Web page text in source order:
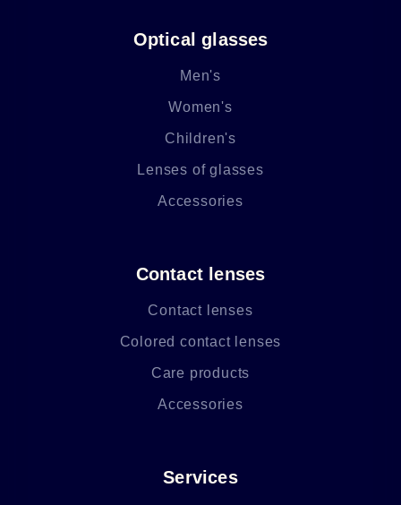
Optical glasses
Men's
Women's
Children's
Lenses of glasses
Accessories
Contact lenses
Contact lenses
Colored contact lenses
Care products
Accessories
Services